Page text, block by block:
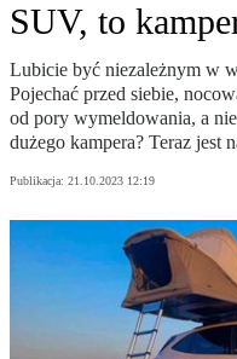
SUV, to
Lubicie być niezależnym w
Pojechać przed siebie,
od pory wymeldowania, a
dużego kampera? Teraz jest
Publikacja: 21.10.2023 12:19